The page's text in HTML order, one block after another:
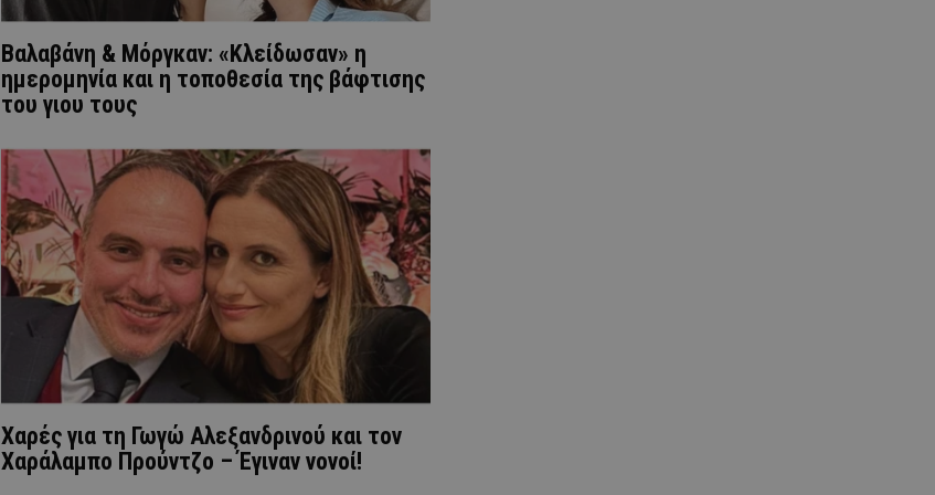
Βαλαβάνη & Μόργκαν: «Κλείδωσαν» η
ημερομηνία και η τοποθεσία της βάφτισης
του γιου τους
Χαρές για τη Γωγώ Αλεξανδρινού και τον
Χαράλαμπο Προύντζο – Έγιναν νονοί!